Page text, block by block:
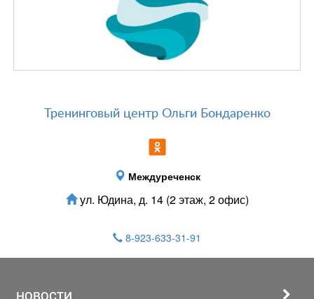
Тренинговый центр Ольги Бондаренко
Междуреченск
ул. Юдина, д. 14 (2 этаж, 2 офис)
8-923-633-31-91